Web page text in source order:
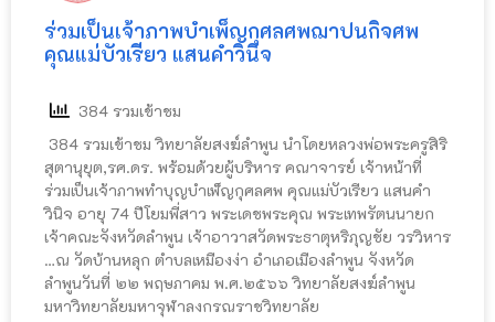
ร่วมเป็นเจ้าภาพบำเพ็ญกุศลศพฌาปนกิจศพ
คุณแม่บัวเรียว แสนคำวินิจ
384 รวมเข้าชม
384 รวมเข้าชม วิทยาลัยสงฆ์ลำพูน นำโดยหลวงพ่อพระครูสิริ
สุตานุยุต,รศ.ดร. พร้อมด้วยผู้บริหาร คณาจารย์ เจ้าหน้าที่
ร่วมเป็นเจ้าภาพทำบุญบำเพ็ญกุศลศพ คุณแม่บัวเรียว แสนคำ
วินิจ อายุ 74 ปีโยมพี่สาว พระเดชพระคุณ พระเทพรัตนนายก
เจ้าคณะจังหวัดลำพูน เจ้าอาวาสวัดพระธาตุหริภุญชัย วรวิหาร
…ณ วัดบ้านหลุก ตำบลเหมืองง่า อำเภอเมืองลำพูน จังหวัด
ลำพูนวันที่ ๒๒ พฤษภาคม พ.ศ.๒๕๖๖ วิทยาลัยสงฆ์ลำพูน
มหาวิทยาลัยมหาจุฬาลงกรณราชวิทยาลัย